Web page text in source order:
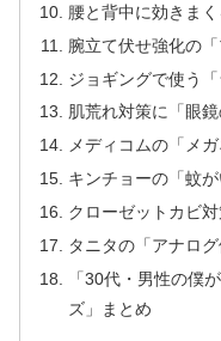
腰と背中に効きまく
腕立て伏せ強化の
ジョギングで使う「
肌荒れ対策に「眼鏡
メディコムの「メ
キンチョーの「蚊
クローゼットカビ
タニタの「アナログ
「30代・男性の僕
ズ」まとめ